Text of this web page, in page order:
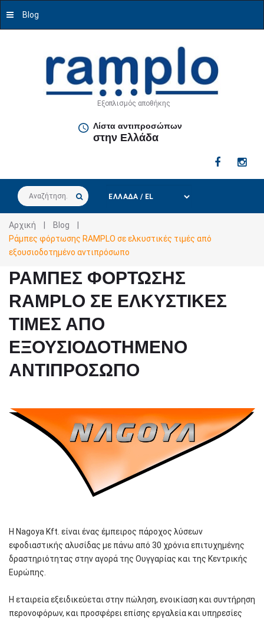
Εξοπλισμός αποθήκης
Λίστα αντιπροσώπων
στην Ελλάδα
Blog
Αναζήτηση...
Αρχική Blog
Ράμπες φόρτωσης RAMPLO σε ελκυστικές τιμές από
εξουσιοδοτημένο αντιπρόσωπο
ΡΆΜΠΕΣ ΦΌΡΤΩΣΗΣ
RAMPLO ΣΕ ΕΛΚΥΣΤΙΚΈΣ
ΤΙΜΈΣ ΑΠΌ
ΕΞΟΥΣΙΟΔΟΤΗΜΈΝΟ
ΑΝΤΙΠΡΌΣΩΠΟ
Η Nagoya Kft. είναι ένας έμπειρος πάροχος λύσεων
εφοδιαστικής αλυσίδας με πάνω από 30 χρόνια επιτυχημένης
δραστηριότητας στην αγορά της Ουγγαρίας και της Κεντρικής
Ευρώπης.
Η εταιρεία εξειδικεύεται στην πώληση, ενοικίαση και συντήρηση
περονοφόρων, και προσφέρει επίσης εργαλεία και υπηρεσίες